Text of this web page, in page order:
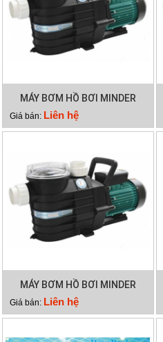
MÁY BƠM HỒ BƠI MINDER
MXB300
Giá bán: Liên hệ
MÁY BƠM HỒ BƠI MINDER
MXB100
Giá bán: Liên hệ